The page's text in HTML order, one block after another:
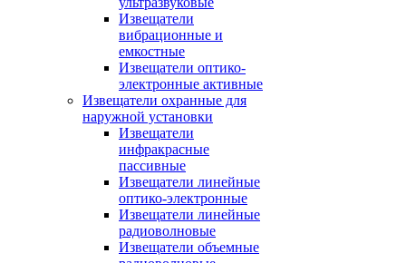
Извещатели
вибрационные и
емкостные
Извещатели оптико-
электронные активные
Извещатели охранные для
наружной установки
Извещатели
инфракрасные
пассивные
Извещатели линейные
оптико-электронные
Извещатели линейные
радиоволновые
Извещатели объемные